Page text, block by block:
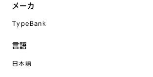
メーカ
TypeBank
言語
日本語